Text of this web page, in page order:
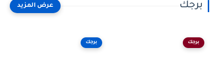
برجك
برجك برجك